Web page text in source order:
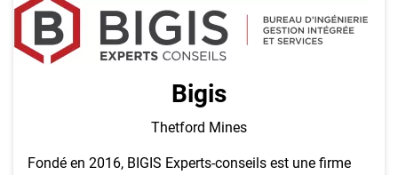
Bigis
Thetford Mines
Fondé en 2016, BIGIS Experts-conseils est une firme